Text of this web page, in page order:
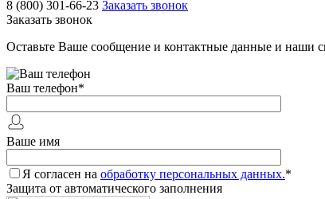
8 (800) 301-66-23 Заказать звонок
Заказать звонок
Оставьте Ваше сообщение и контактные данные и наши
Ваш телефон*
Ваше имя
Я согласен на обработку персональных данных.*
Защита от автоматического заполнения